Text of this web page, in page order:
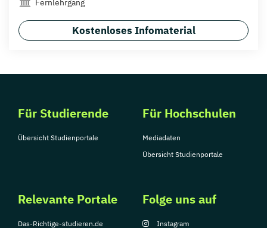
Fernlehrgang
Kostenloses Infomaterial
Für Studierende
Übersicht Studienportale
Für Hochschulen
Mediadaten
Übersicht Studienportale
Relevante Portale
Das-Richtige-studieren.de
Folge uns auf
Instagram